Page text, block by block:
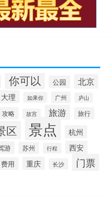
你可以 公园 北京
大理 如果你 广州 庐山
攻略 故宫 旅游 旅行
区 景点 杭州
游 苏州 行程 西安
费用 重庆 长沙 门票